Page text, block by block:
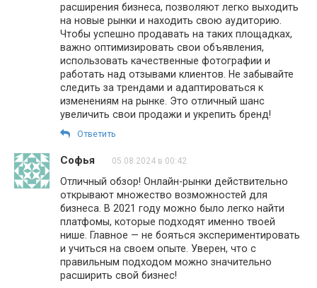
расширения бизнеса, позволяют легко выходить
на новые рынки и находить свою аудиторию.
Чтобы успешно продавать на таких площадках,
важно оптимизировать свои объявления,
использовать качественные фотографии и
работать над отзывами клиентов. Не забывайте
следить за трендами и адаптироваться к
изменениям на рынке. Это отличный шанс
увеличить свои продажи и укрепить бренд!
Ответить
Софья 05.08.2024 в 00:42
Отличный обзор! Онлайн-рынки действительно
открывают множество возможностей для
бизнеса. В 2021 году можно было легко найти
платфомы, которые подходят именно твоей
нише. Главное — не бояться экспериментировать
и учиться на своем опыте. Уверен, что с
правильным подходом можно значительно
расширить свой бизнес!